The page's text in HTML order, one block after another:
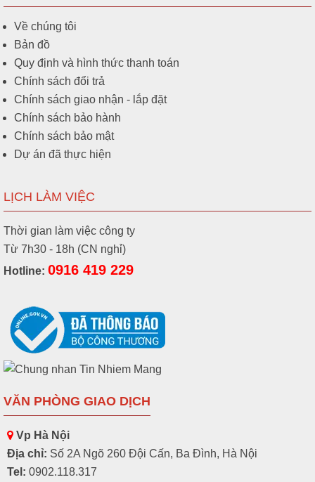
Về chúng tôi
Bản đồ
Quy định và hình thức thanh toán
Chính sách đổi trả
Chính sách giao nhận - lắp đặt
Chính sách bảo hành
Chính sách bảo mật
Dự án đã thực hiện
LỊCH LÀM VIỆC
Thời gian làm việc công ty
Từ 7h30 - 18h (CN nghỉ)
Hotline: 0916 419 229
VĂN PHÒNG GIAO DỊCH
Vp Hà Nội
Địa chỉ: Số 2A Ngõ 260 Đội Cấn, Ba Đình, Hà Nội
Tel: 0902.118.317